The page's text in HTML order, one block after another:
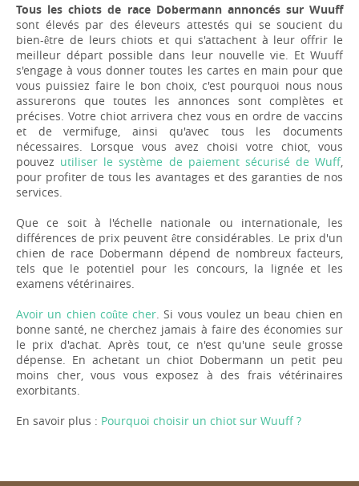
Tous les chiots de race Dobermann annoncés sur Wuuff
sont élevés par des éleveurs attestés qui se soucient du
bien-être de leurs chiots et qui s'attachent à leur offrir le
meilleur départ possible dans leur nouvelle vie. Et Wuuff
s'engage à vous donner toutes les cartes en main pour que
vous puissiez faire le bon choix, c'est pourquoi nous nous
assurerons que toutes les annonces sont complètes et
précises. Votre chiot arrivera chez vous en ordre de vaccins
et de vermifuge, ainsi qu'avec tous les documents
nécessaires. Lorsque vous avez choisi votre chiot, vous
pouvez utiliser le système de paiement sécurisé de Wuff,
pour profiter de tous les avantages et des garanties de nos
services.
Que ce soit à l'échelle nationale ou internationale, les
différences de prix peuvent être considérables. Le prix d'un
chien de race Dobermann dépend de nombreux facteurs,
tels que le potentiel pour les concours, la lignée et les
examens vétérinaires.
Avoir un chien coûte cher. Si vous voulez un beau chien en
bonne santé, ne cherchez jamais à faire des économies sur
le prix d'achat. Après tout, ce n'est qu'une seule grosse
dépense. En achetant un chiot Dobermann un petit peu
moins cher, vous vous exposez à des frais vétérinaires
exorbitants.
En savoir plus : Pourquoi choisir un chiot sur Wuuff ?